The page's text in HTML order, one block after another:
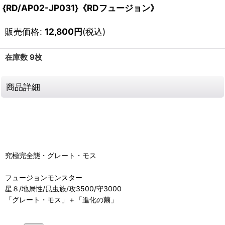
{RD/AP02-JP031}《RDフュージョン》
販売価格: 12,800円(税込)
在庫数 9枚
商品詳細
究極完全態・グレート・モス
フュージョンモンスター
星８/地属性/昆虫族/攻3500/守3000
「グレート・モス」＋「進化の繭」